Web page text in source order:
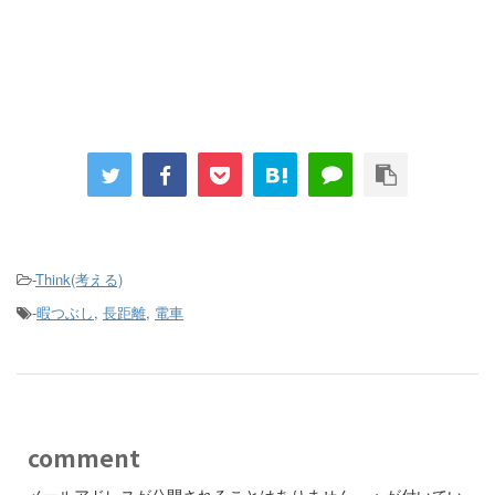
-Think(考える)
-暇つぶし, 長距離, 電車
comment